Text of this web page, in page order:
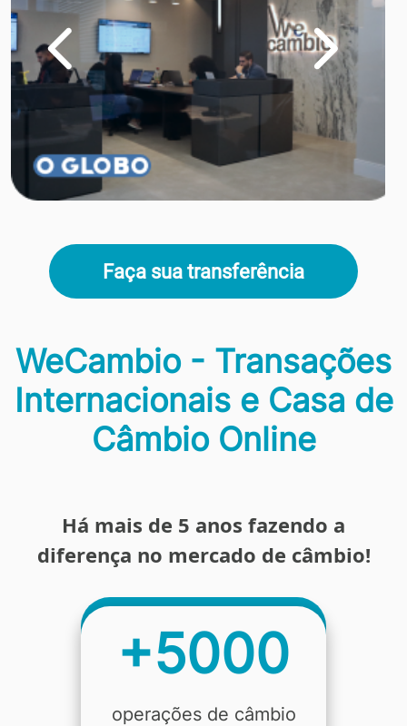
Faça sua transferência
WeCambio - Transações
Internacionais e Casa de
Câmbio Online
Há mais de 5 anos fazendo a
diferença no mercado de câmbio!
+5000
operações de câmbio